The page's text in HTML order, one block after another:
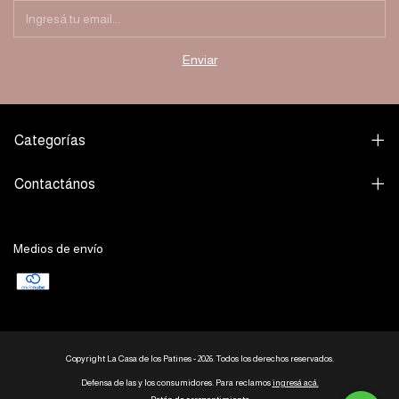
Categorías
Contactános
Medios de envío
Copyright La Casa de los Patines - 2026. Todos los derechos reservados.
Defensa de las y los consumidores. Para reclamos ingresá acá.